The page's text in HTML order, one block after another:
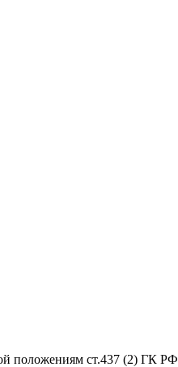
положениям ст.437 (2) ГК РФ